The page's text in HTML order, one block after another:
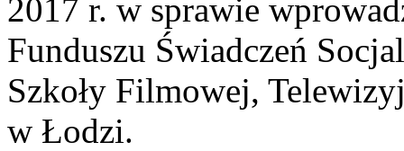
2017 r. w sprawie
Funduszu Świadczeń
Szkoły Filmowej,
w Łodzi.